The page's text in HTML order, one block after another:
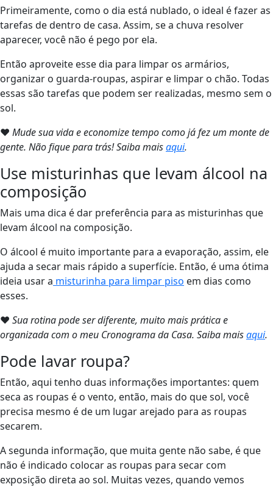
Primeiramente, como o dia está nublado, o ideal é fazer as
tarefas de dentro de casa. Assim, se a chuva resolver
aparecer, você não é pego por ela.
Então aproveite esse dia para limpar os armários,
organizar o guarda-roupas, aspirar e limpar o chão. Todas
essas são tarefas que podem ser realizadas, mesmo sem o
sol.
❤ Mude sua vida e economize tempo como já fez um monte de
gente. Não fique para trás! Saiba maisaqui.
Use misturinhas que levam álcool na
composição
Mais uma dica é dar preferência para as misturinhas que
levam álcool na composição.
O álcool é muito importante para a evaporação, assim, ele
ajuda a secar mais rápido a superfície. Então, é uma ótima
ideia usar a misturinha para limpar piso em dias como
esses.
❤ Sua rotina pode ser diferente, muito mais prática e
organizada com o meu Cronograma da Casa. Saiba maisaqui.
Pode lavar roupa?
Então, aqui tenho duas informações importantes: quem
seca as roupas é o vento, então, mais do que sol, você
precisa mesmo é de um lugar arejado para as roupas
secarem.
A segunda informação, que muita gente não sabe, é que
não é indicado colocar as roupas para secar com
exposição direta ao sol. Muitas vezes, quando vemos